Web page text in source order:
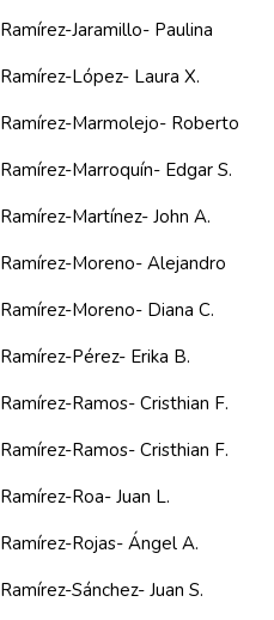
Ramírez-Jaramillo- Paulina
Ramírez-López- Laura X.
Ramírez-Marmolejo- Roberto
Ramírez-Marroquín- Edgar S.
Ramírez-Martínez- John A.
Ramírez-Moreno- Alejandro
Ramírez-Moreno- Diana C.
Ramírez-Pérez- Erika B.
Ramírez-Ramos- Cristhian F.
Ramírez-Ramos- Cristhian F.
Ramírez-Roa- Juan L.
Ramírez-Rojas- Ángel A.
Ramírez-Sánchez- Juan S.